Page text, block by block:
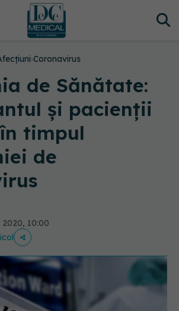
›Coronavirus
de Sănătate:
și pacienții
timpul
de
10:00